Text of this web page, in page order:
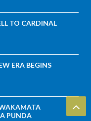
TO CARDINAL
ERA BEGINS
PUNDA